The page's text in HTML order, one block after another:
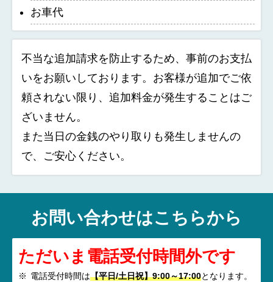
お車代
不当な追加請求を防止するため、事前のお支払
いをお願いしております。お客様が追加でご依
頼されない限り、追加料金が発生することはご
ざいません。
また当日の金銭のやり取りも発生しませんの
で、ご安心ください。
お問い合わせはこちらから
ただいま電話受付時間外です
電話受付時間は【平日/土日祝】9:00～17:00となります。